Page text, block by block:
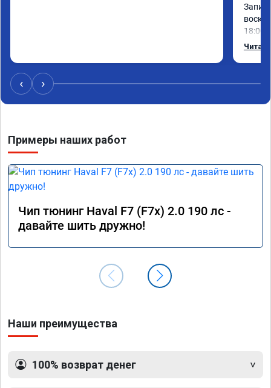
18:00.
‹ ›
Примеры наших работ
Чип тюнинг Haval F7 (F7x) 2.0 190 лс -
давайте шить дружно!
Наши преимущества
100% возврат денег